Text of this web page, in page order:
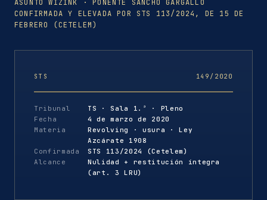
ASUNTO WIZINK · PONENTE SANCHO GARGALLO
CONFIRMADA Y ELEVADA POR STS 113/2024, DE 15 DE
FEBRERO (CETELEM)
STS 149/2020
Tribunal
TS · Sala 1.ª · Pleno
Fecha
4 de marzo de 2020
Materia
Revolving · usura · Ley
Azcárate 1908
Confirmada
STS 113/2024 (Cetelem)
Alcance
Nulidad + restitución íntegra
(art. 3 LRU)